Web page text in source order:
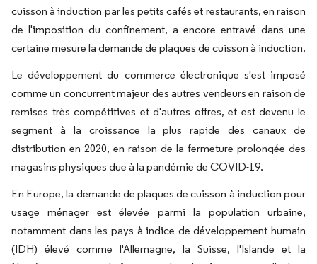
cuisson à induction par les petits cafés et restaurants, en raison
de l'imposition du confinement, a encore entravé dans une
certaine mesure la demande de plaques de cuisson à induction.
Le développement du commerce électronique s'est imposé
comme un concurrent majeur des autres vendeurs en raison de
remises très compétitives et d'autres offres, et est devenu le
segment à la croissance la plus rapide des canaux de
distribution en 2020, en raison de la fermeture prolongée des
magasins physiques due à la pandémie de COVID-19.
En Europe, la demande de plaques de cuisson à induction pour
usage ménager est élevée parmi la population urbaine,
notamment dans les pays à indice de développement humain
(IDH) élevé comme l'Allemagne, la Suisse, l'Islande et la